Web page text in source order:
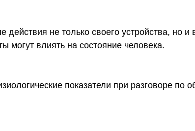
не только своего устройства, но
влиять на состояние человека.
показатели при разговоре по